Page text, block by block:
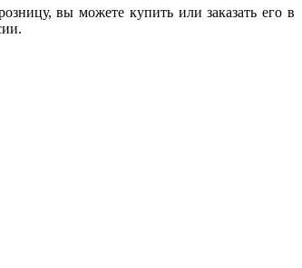
вы можете купить или заказать его в